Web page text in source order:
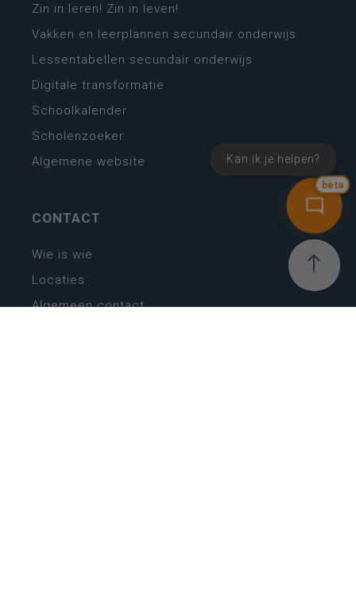
bèta
Kan ik je helpen?
Zin in leren! Zin in leven!
Vakken en leerplannen secundair onderwijs
Lessentabellen secundair onderwijs
Digitale transformatie
Schoolkalender
Scholenzoeker
Algemene website
CONTACT
Wie is wie
Locaties
Algemeen contact